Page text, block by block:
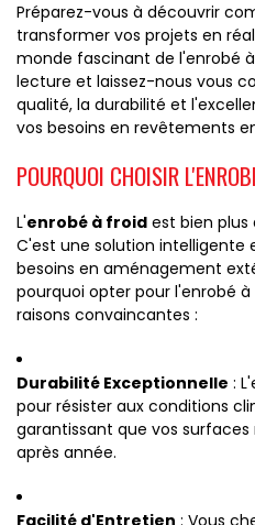
Préparez-vous à découvrir
transformer vos projets en
monde fascinant de l'enrobé
lecture et laissez-nous vous
qualité, la durabilité et
vos besoins en revêtements
POURQUOI CHOISIR
L'enrobé à froid est bien
C'est une solution intelligente
besoins en aménagement
pourquoi opter pour l'enrobé
raisons convaincantes :
Durabilité Exceptionnelle :
pour résister aux conditions
garantissant que vos
après année.
Facilité d'Entretien : Vous